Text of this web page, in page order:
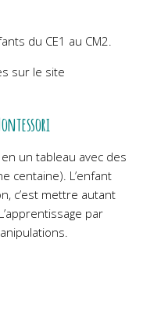
du CE1 au CM2.
sur le site
un tableau avec des
centaine). L’enfant
c’est mettre autant
par